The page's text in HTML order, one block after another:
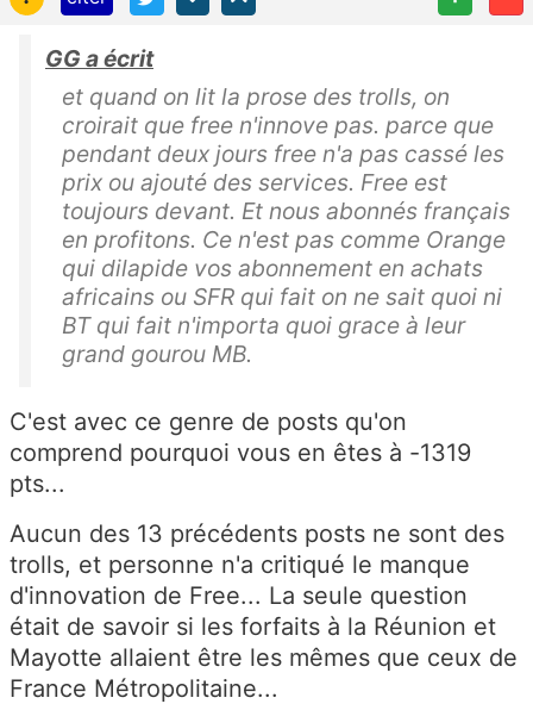
GG a écrit
et quand on lit la prose des trolls, on
croirait que free n'innove pas. parce que
pendant deux jours free n'a pas cassé les
prix ou ajouté des services. Free est
toujours devant. Et nous abonnés français
en profitons. Ce n'est pas comme Orange
qui dilapide vos abonnement en achats
africains ou SFR qui fait on ne sait quoi ni
BT qui fait n'importa quoi grace à leur
grand gourou MB.
C'est avec ce genre de posts qu'on
comprend pourquoi vous en êtes à -1319
pts...
Aucun des 13 précédents posts ne sont des
trolls, et personne n'a critiqué le manque
d'innovation de Free... La seule question
était de savoir si les forfaits à la Réunion et
Mayotte allaient être les mêmes que ceux de
France Métropolitaine...